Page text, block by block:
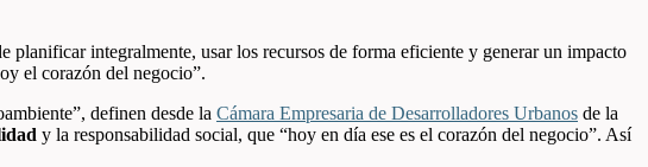
planificar integralmente, usar los recursos de forma eficiente y generar un impacto
el corazón del negocio”.
definen desde la Cámara Empresaria de Desarrolladores Urbanos de la
y la responsabilidad social, que “hoy en día ese es el corazón del negocio”. Así